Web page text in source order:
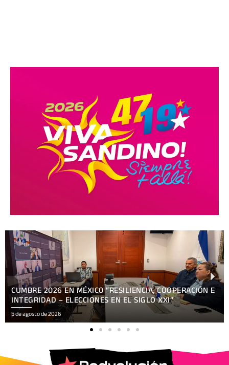
CUMBRE 2026 EN MÉXIC0 “RESILIENCIA, COOPERACIÓN E
INTEGRIDAD – ELECCIONES EN EL SIGLO XXI”
5 de agosto de 2026